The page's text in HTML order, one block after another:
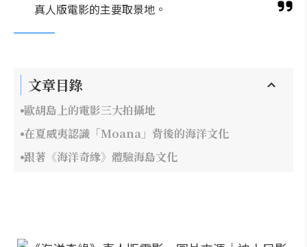
真人版電影的主要取景地。
文章目錄
歐胡島上的電影三大拍攝地
在夏威夷認識「Moana」背後的海洋文化
跟著《海洋奇緣》體驗海島文化